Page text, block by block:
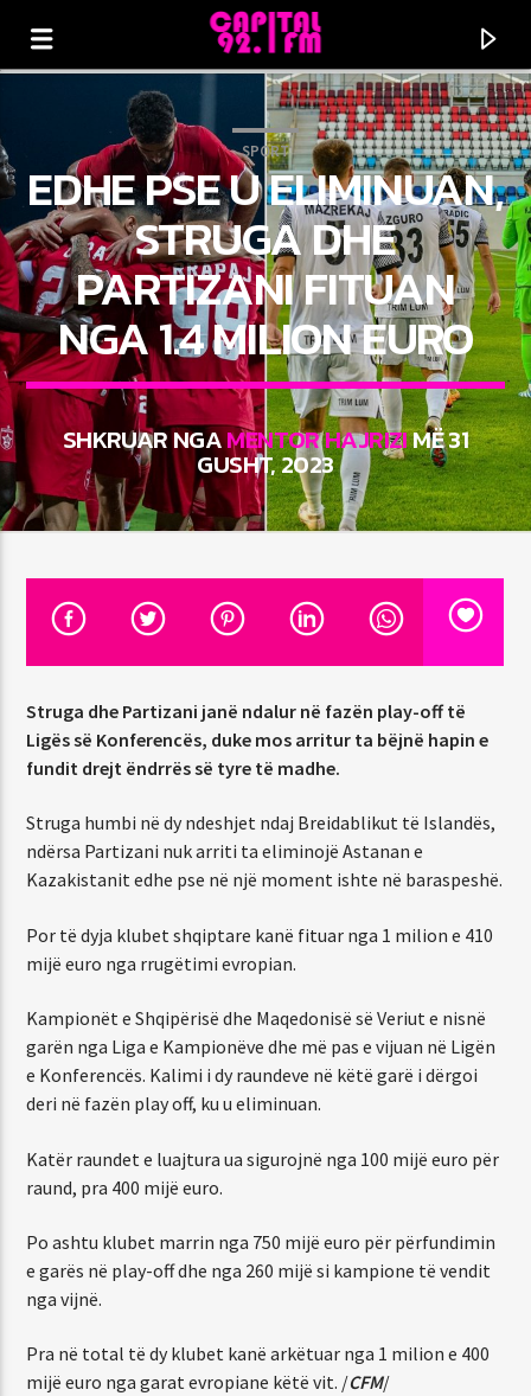
N'SFOND
TITLE
ARTIST
EMISIONI TANI
05:00 06:00
SPORT
EDHE PSE U ELIMINUAN,
STRUGA DHE
PARTIZANI FITUAN
NGA 1.4 MILION EURO
SHKRUAR NGAMENTOR HAJRIZIMË 31
GUSHT, 2023
Struga dhe Partizani janë ndalur në fazën play-off të
Ligës së Konferencës, duke mos arritur ta bëjnë hapin e
fundit drejt ëndrrës së tyre të madhe.
Struga humbi në dy ndeshjet ndaj Breidablikut të Islandës,
ndërsa Partizani nuk arriti ta eliminojë Astanan e
Kazakistanit edhe pse në një moment ishte në baraspeshë.
Por të dyja klubet shqiptare kanë fituar nga 1 milion e 410
mijë euro nga rrugëtimi evropian.
Kampionët e Shqipërisë dhe Maqedonisë së Veriut e nisnë
garën nga Liga e Kampionëve dhe më pas e vijuan në Ligën
e Konferencës. Kalimi i dy raundeve në këtë garë i dërgoi
deri në fazën play off, ku u eliminuan.
Katër raundet e luajtura ua sigurojnë nga 100 mijë euro për
raund, pra 400 mijë euro.
Po ashtu klubet marrin nga 750 mijë euro për përfundimin
e garës në play-off dhe nga 260 mijë si kampione të vendit
nga vijnë.
Pra në total të dy klubet kanë arkëtuar nga 1 milion e 400
mijë euro nga garat evropiane këtë vit. /CFM/